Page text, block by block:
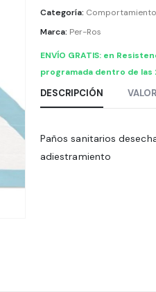
Categoría:
Marca: Per-Ros
ENVÍO GRATIS: en
programada dentro de las
DESCRIPCIÓN
Paños sanitarios
adiestramiento